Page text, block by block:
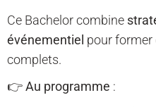
Ce Bachelor combine
événementiel pour
complets.
👉Au programme :